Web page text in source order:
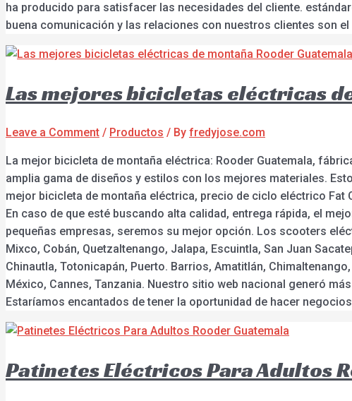
ha producido para satisfacer las necesidades del cliente.
buena comunicación y las relaciones con nuestros clientes son
Las mejores bicicletas eléctricas
Leave a Comment / Productos / By fredyjose.com
La mejor bicicleta de montaña eléctrica: Rooder Guatemala,
amplia gama de diseños y estilos con los mejores materiales.
mejor bicicleta de montaña eléctrica, precio de ciclo eléctrico
En caso de que esté buscando alta calidad, entrega rápida, el
pequeñas empresas, seremos su mejor opción. Los scooters
Mixco, Cobán, Quetzaltenango, Jalapa, Escuintla, San Juan
Chinautla, Totonicapán, Puerto. Barrios, Amatitlán,
México, Cannes, Tanzania. Nuestro sitio web nacional generó
Estaríamos encantados de tener la oportunidad de hacer
Patinetes Eléctricos Para Adultos